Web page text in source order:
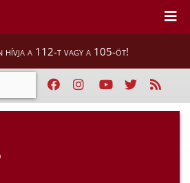
hívja a 112-t vagy a 105-öt!